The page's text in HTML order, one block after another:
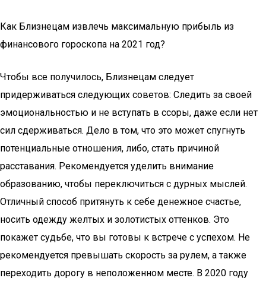
Как Близнецам извлечь максимальную прибыль из
финансового гороскопа на 2021 год?
Чтобы все получилось, Близнецам следует
придерживаться следующих советов: Следить за своей
эмоциональностью и не вступать в ссоры, даже если нет
сил сдерживаться. Дело в том, что это может спугнуть
потенциальные отношения, либо, стать причиной
расставания. Рекомендуется уделить внимание
образованию, чтобы переключиться с дурных мыслей.
Отличный способ притянуть к себе денежное счастье,
носить одежду желтых и золотистых оттенков. Это
покажет судьбе, что вы готовы к встрече с успехом. Не
рекомендуется превышать скорость за рулем, а также
переходить дорогу в неположенном месте. В 2020 году